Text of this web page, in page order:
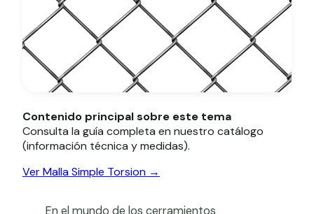
triple
torsión
Contenido principal sobre este tema
Consulta la guía completa en nuestro catálogo
(información técnica y medidas).
Ver Malla Simple Torsion →